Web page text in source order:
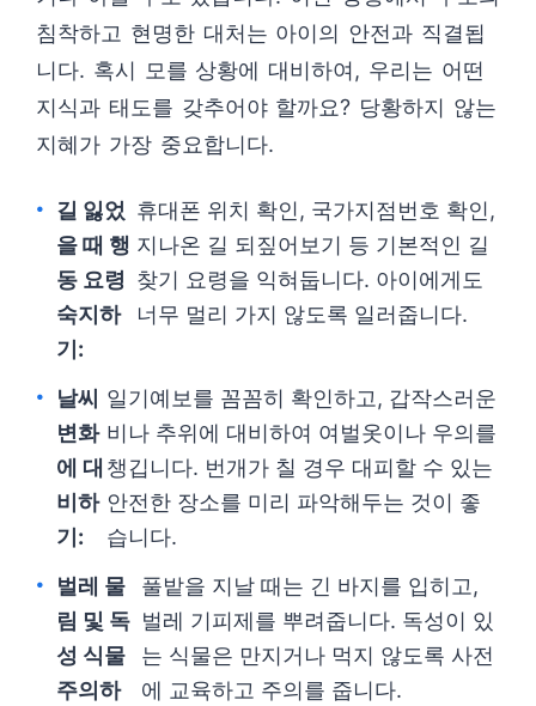
침착하고 현명한 대처는 아이의 안전과 직결됩
니다. 혹시 모를 상황에 대비하여, 우리는 어떤
지식과 태도를 갖추어야 할까요? 당황하지 않는
지혜가 가장 중요합니다.
길 잃었
을 때 행
동 요령
숙지하
기:
휴대폰 위치 확인, 국가지점번호 확인,
지나온 길 되짚어보기 등 기본적인 길
찾기 요령을 익혀둡니다. 아이에게도
너무 멀리 가지 않도록 일러줍니다.
날씨
변화
에 대
비하
기:
일기예보를 꼼꼼히 확인하고, 갑작스러운
비나 추위에 대비하여 여벌옷이나 우의를
챙깁니다. 번개가 칠 경우 대피할 수 있는
안전한 장소를 미리 파악해두는 것이 좋
습니다.
벌레 물
림 및 독
성 식물
주의하
풀밭을 지날 때는 긴 바지를 입히고,
벌레 기피제를 뿌려줍니다. 독성이 있
는 식물은 만지거나 먹지 않도록 사전
에 교육하고 주의를 줍니다.